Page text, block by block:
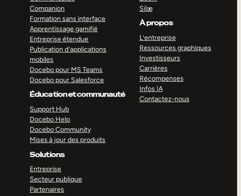
Companion
Formation sans interface
Apprentissage gamifié
Entreprise étendue
Publication d’applications
mobiles
Docebo pour MS Teams
Docebo pour Salesforce
Éducation et communauté
Support Hub
Docebo Help
Docebo Community
Mises à jour des produits
Solutions
Entreprise
Secteur publique
Partenaires
Silæ
À propos
L’entreprise
Ressources graphiques
Investisseurs
Carrières
Récompenses
Infos IA
Contactez-nous